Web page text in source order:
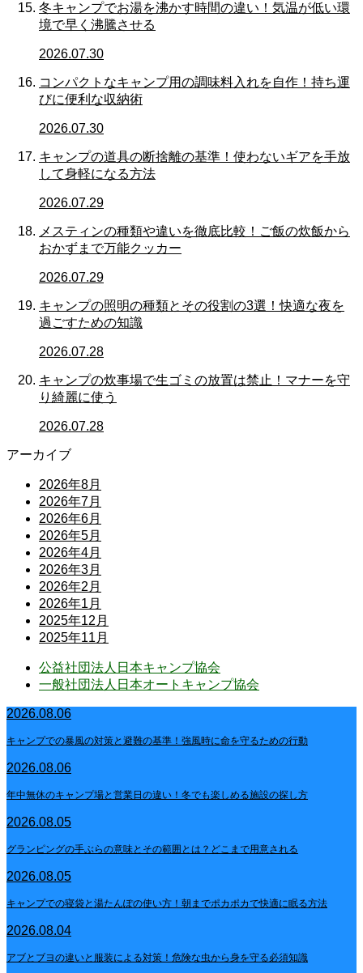
冬キャンプでお湯を沸かす時間の違い！気温が低い環
境で早く沸騰させる
2026.07.30
コンパクトなキャンプ用の調味料入れを自作！持ち運
びに便利な収納術
2026.07.30
キャンプの道具の断捨離の基準！使わないギアを手放
して身軽になる方法
2026.07.29
メスティンの種類や違いを徹底比較！ご飯の炊飯から
おかずまで万能クッカー
2026.07.29
キャンプの照明の種類とその役割の3選！快適な夜を
過ごすための知識
2026.07.28
キャンプの炊事場で生ゴミの放置は禁止！マナーを守
り綺麗に使う
2026.07.28
アーカイブ
2026年8月
2026年7月
2026年6月
2026年5月
2026年4月
2026年3月
2026年2月
2026年1月
2025年12月
2025年11月
公益社団法人日本キャンプ協会
一般社団法人日本オートキャンプ協会
2026.08.06
キャンプでの暴風の対策と避難の基準！強風時に命を守るための行動
2026.08.06
年中無休のキャンプ場と営業日の違い！冬でも楽しめる施設の探し方
2026.08.05
グランピングの手ぶらの意味とその範囲とは？どこまで用意される
2026.08.05
キャンプでの寝袋と湯たんぽの使い方！朝までポカポカで快適に眠る方法
2026.08.04
アブとブヨの違いと服装による対策！危険な虫から身を守る必須知識